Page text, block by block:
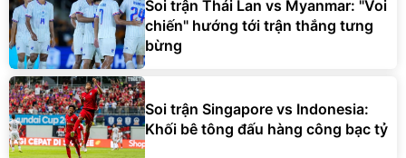
Soi trận Thái Lan vs Myanmar: "Voi
chiến" hướng tới trận thắng tưng
bừng
Soi trận Singapore vs Indonesia:
Khối bê tông đấu hàng công bạc tỷ